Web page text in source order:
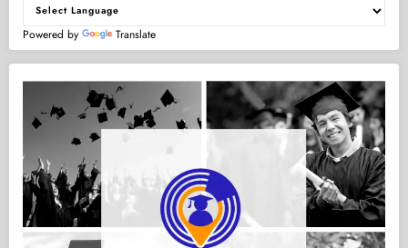
Powered by Translate